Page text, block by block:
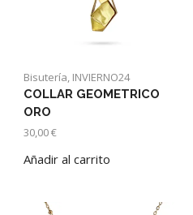
Bisutería INVIERNO24
COLLAR GEOMETRICO
ORO
30,00€
Añadir al carrito